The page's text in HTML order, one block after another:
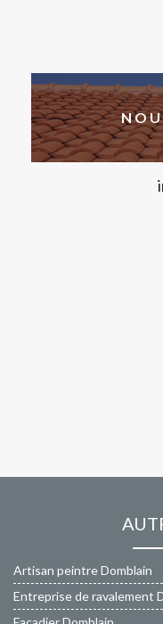
Artisan peintre Domblain
Entreprise de ravalement